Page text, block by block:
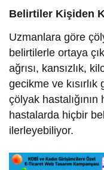
Belirtiler Kişiden
Uzmanlara göre
belirtilerle ortaya
ağrısı, kansızlık,
gecikme ve
çölyak
hastalarda hiçbir
ilerleyebiliyor.